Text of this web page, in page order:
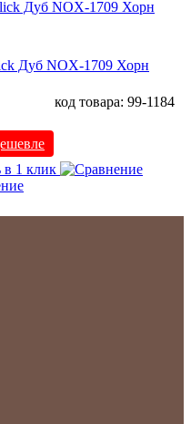
Дуб NOX-1709 Хорн
код товара: 99-1184
в 1 клик